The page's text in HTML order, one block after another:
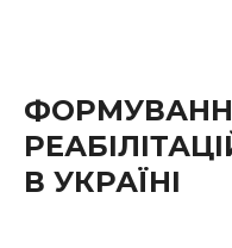
В УКРАЇНІ